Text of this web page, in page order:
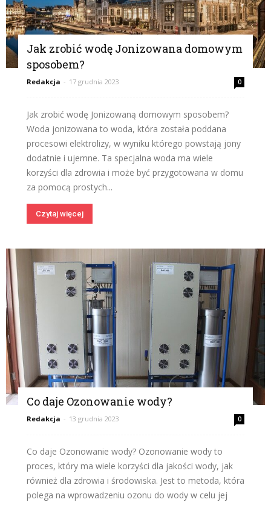
Jak zrobić wodę Jonizowana domowym
sposobem?
Redakcja - 17 grudnia 2023 0
Jak zrobić wodę Jonizowaną domowym sposobem?
Woda jonizowana to woda, która została poddana
procesowi elektrolizy, w wyniku którego powstają jony
dodatnie i ujemne. Ta specjalna woda ma wiele
korzyści dla zdrowia i może być przygotowana w domu
za pomocą prostych...
Czytaj więcej
Co daje Ozonowanie wody?
Redakcja - 13 grudnia 2023 0
Co daje Ozonowanie wody? Ozonowanie wody to
proces, który ma wiele korzyści dla jakości wody, jak
również dla zdrowia i środowiska. Jest to metoda, która
polega na wprowadzeniu ozonu do wody w celu jej